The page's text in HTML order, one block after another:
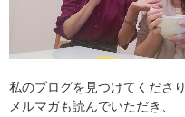
私のブログを見つけてくださり
メルマガも読んでいただき、